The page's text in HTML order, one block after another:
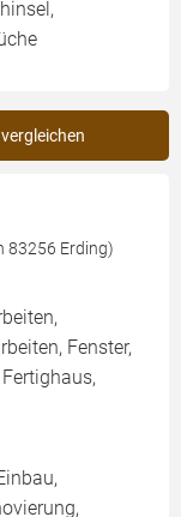
83256 Erding)
Fenster,